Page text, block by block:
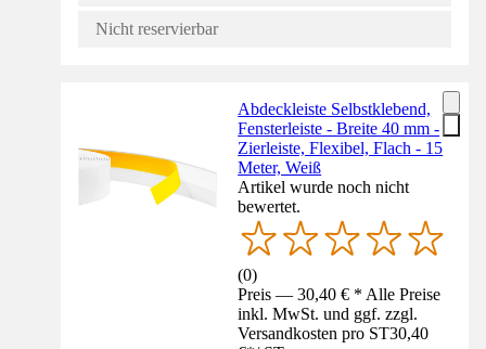
Nicht reservierbar
Abdeckleiste Selbstklebend,
Fensterleiste - Breite 40 mm -
Zierleiste, Flexibel, Flach - 15
Meter, Weiß
Artikel wurde noch nicht
bewertet.
(0)
Preis — 30,40 € * Alle Preise
inkl. MwSt. und ggf. zzgl.
Versandkosten pro ST30,40